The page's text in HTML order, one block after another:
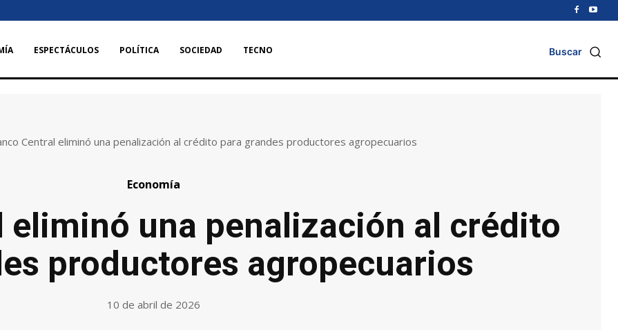
ESPECTÁCULOS POLÍTICA SOCIEDAD TECNO Buscar
Central eliminó una penalización al crédito para grandes productores agropecuarios
Economía
eliminó una penalización al crédito
productores agropecuarios
10 de abril de 2026